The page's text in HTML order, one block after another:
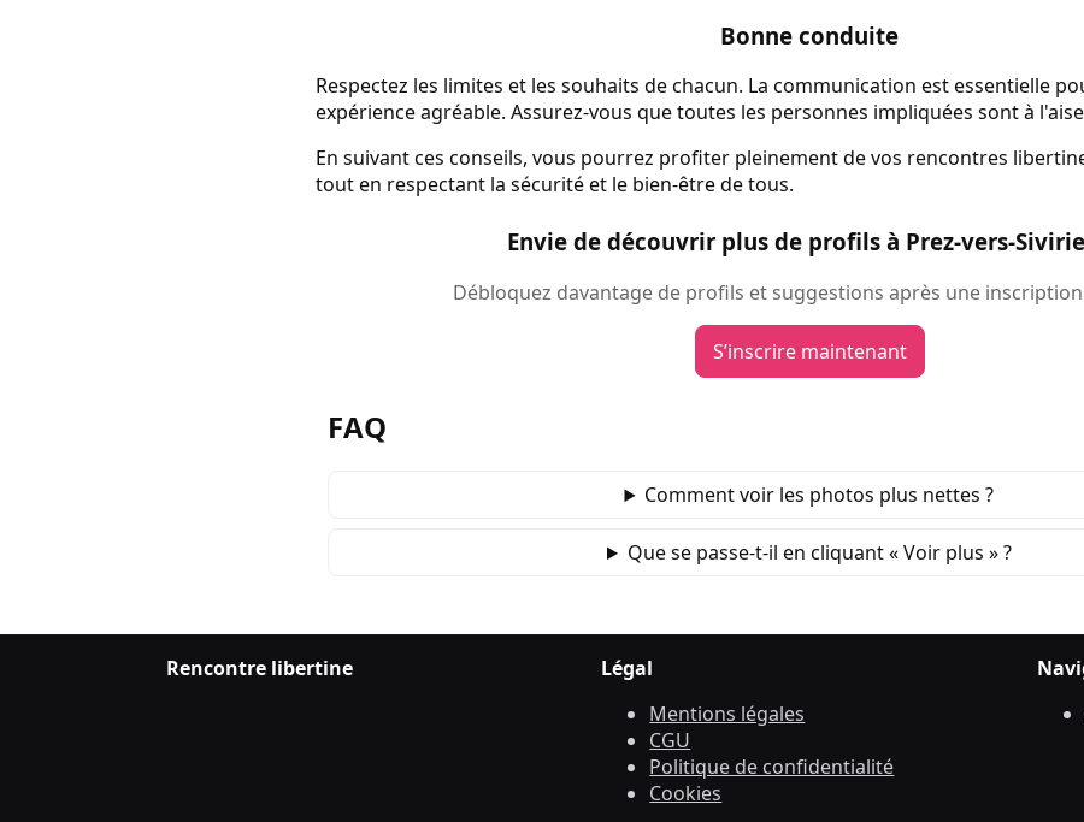
Bonne conduite
Respectez les limites et les souhaits de chacun. La communication est essentielle
expérience agréable. Assurez-vous que toutes les personnes impliquées sont à
En suivant ces conseils, vous pourrez profiter pleinement de vos rencontres
tout en respectant la sécurité et le bien-être de tous.
Envie de découvrir plus de profils à Prez-vers-
Débloquez davantage de profils et suggestions après une
S’inscrire maintenant
FAQ
Comment voir les photos plus nettes ?
Que se passe‑t‑il en cliquant « Voir plus » ?
Rencontre libertine
Légal
Mentions légales
CGU
Politique de confidentialité
Cookies